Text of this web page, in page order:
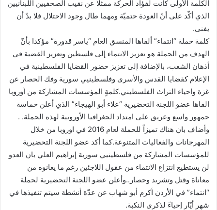
الكلمة الأولى كانت لفؤاد الحركة ممثلا عن نقيب الصحفيين اللبنانيين
الذي أكّد على أنّ العودة حتميّة ومهما طال وجود الاحتلال فلا بدّ أن
يفنى.
كلمة حملة “انتماء” ألقاها المنسق العام “ياسر قدورة” مؤكدا بأنّ
الهدف من الحملة هو تعزيز الانتماء إلى فلسطين وتعزيز القضية في
أذهان الشعب، بالإضافة إلى تعزيز حضور القضايا الفلسطينية في
الإعلام كقضايا القدس والأسرى وفلسطينيي سورية وفك الحصار عن
غزة واحياء التراث الفلسطيني.كلمةٍ المؤسسات المشاركة من أوروبا
القاها عضو اللجنة التحضيرية “علاء أبو الهيجاء” الذي أعلن حماسة
جمهور واسع وعريق على امتداد الجغرافيا الأوروبية لهذه الحملة. .
وأضاف بان هناك تميزاً للحملة لعام 2016 في اوروبا من خلال
المهرجانات والفعاليات المتنوعة.كما أكد عضو اللجنة التحضيرية
للمؤسسات المشاركة من فلسطينيي سورية إبراهيم العلي بان العدو
لن يستطيع انتزاع الانتماء من عقول اللاجئين رغم ما يعانوه من
معاناة وقتل وتشريد وحصار..وأعلن عضو اللجنة التحضيرية لحملة
“انتماء” في الأردن أكرم أبو شهاب عن عدّة أنشطة سيتم تنفيذها في
شهر أيّار إحياءً لذكرى النكبة.